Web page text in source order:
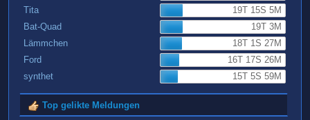
Tita
19T 15S 5M
Bat-Quad
19T 3M
Lämmchen
18T 1S 27M
Ford
16T 17S 26M
synthet
15T 5S 59M
Top gelikte Meldungen